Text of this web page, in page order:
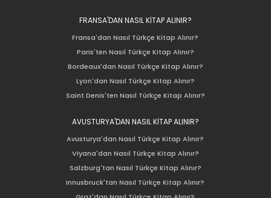
FRANSA'DAN NASIL KİTAP ALINIR?
Fransa'dan Nasıl Türkçe Kitap Alınır?
Paris'ten Nasıl Türkçe Kitap Alınır?
Bordeaux'dan Nasıl Türkçe Kitap Alınır?
Lyon'dan Nasıl Türkçe Kitap Alınır?
Saint Denis'ten Nasıl Türkçe Kitap Alınır?
AVUSTURYA'DAN NASIL KİTAP ALINIR?
Avusturya'dan Nasıl Türkçe Kitap Alınır?
Viyana'dan Nasıl Türkçe Kitap Alınır?
Salzburg'tan Nasıl Türkçe Kitap Alınır?
Innusbruck'tan Nasıl Türkçe Kitap Alınır?